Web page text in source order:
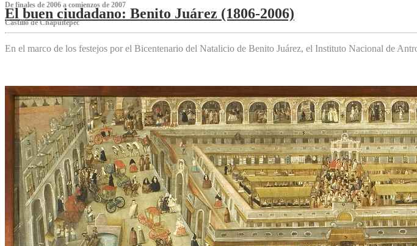
De finales de 2006 a comienzos de 2007
El buen ciudadano: Benito Juárez (1806-2006)
Castillo de Chapultepec
En el marco de los festejos por el Bicentenario del Natalicio de Benito Juárez, el Instituto Nacional de